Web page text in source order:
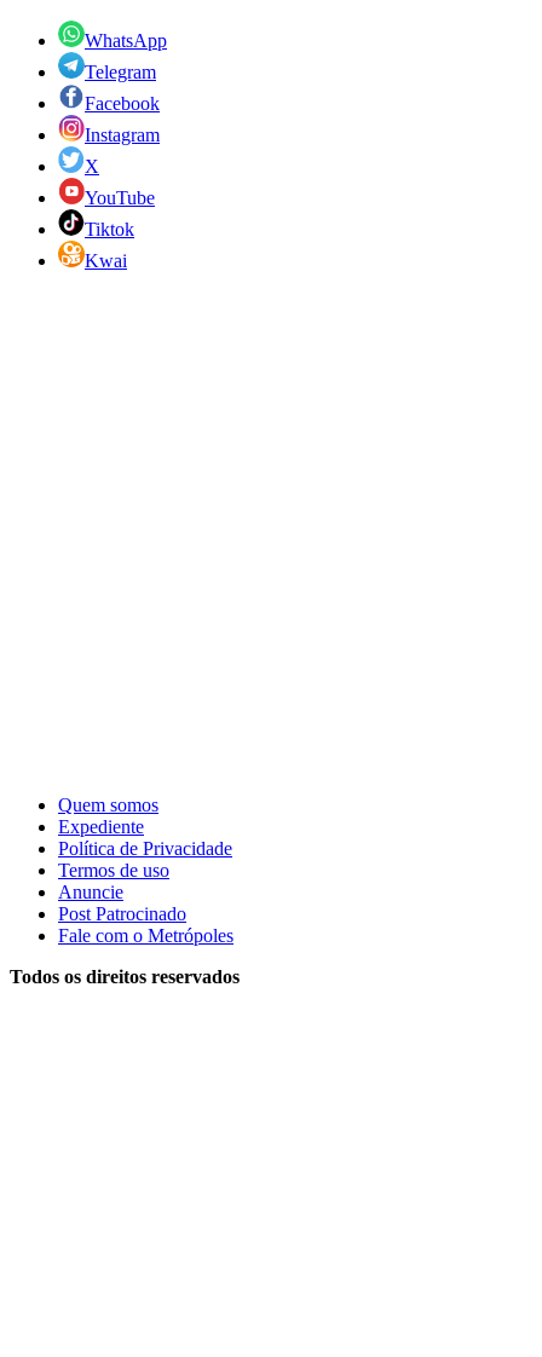
WhatsApp
Telegram
Facebook
Instagram
X
YouTube
Tiktok
Kwai
Quem somos
Expediente
Política de Privacidade
Termos de uso
Anuncie
Post Patrocinado
Fale com o Metrópoles
Todos os direitos reservados